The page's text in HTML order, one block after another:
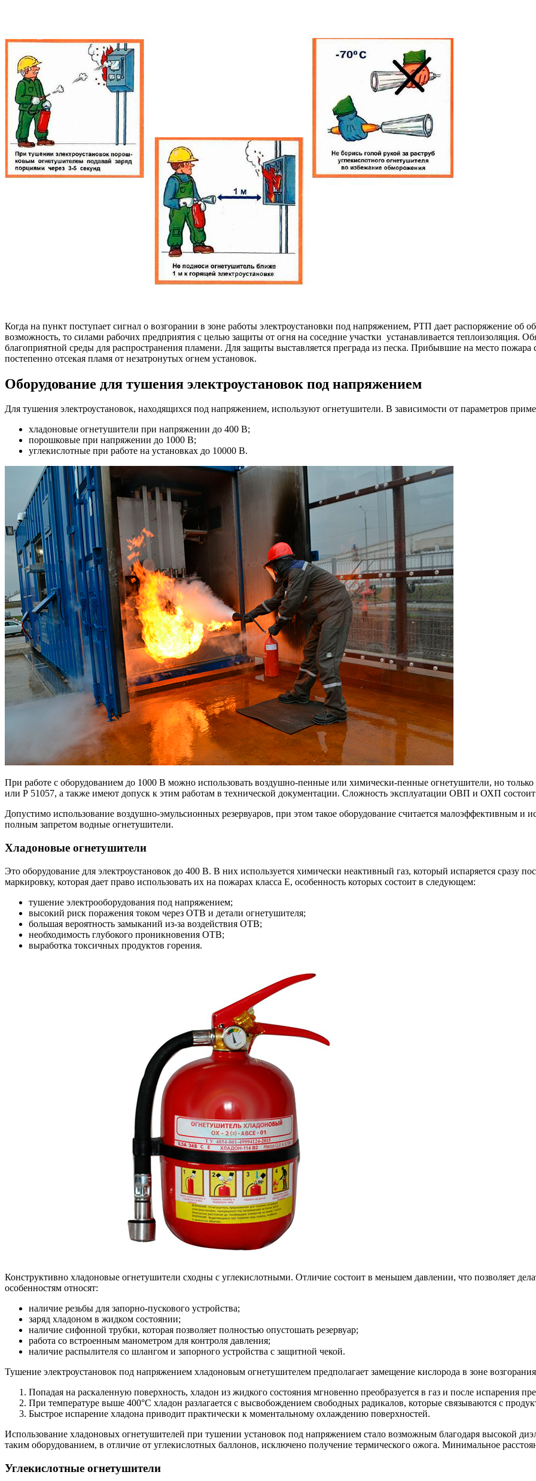
Когда на пункт поступает сигнал о возгорании в зоне работы электроустановки под напряжением, РТП дает распоряжение об
возможность, то силами рабочих предприятия с целью защиты от огня на соседние участки устанавливается теплоизоляция.
благоприятной среды для распространения пламени. Для защиты выставляется преграда из песка. Прибывшие на место пожара
постепенно отсекая пламя от незатронутых огнем установок.
Оборудование для тушения электроустановок под напряжением
Для тушения электроустановок, находящихся под напряжением, используют огнетушители. В зависимости от параметров
хладоновые огнетушители при напряжении до 400 В;
порошковые при напряжении до 1000 В;
углекислотные при работе на установках до 10000 В.
При работе с оборудованием до 1000 В можно использовать воздушно-пенные или химически-пенные огнетушители, но
или Р 51057, а также имеют допуск к этим работам в технической документации. Сложность эксплуатации ОВП и ОХП
Допустимо использование воздушно-эмульсионных резервуаров, при этом такое оборудование считается малоэффективным и
полным запретом водные огнетушители.
Хладоновые огнетушители
Это оборудование для электроустановок до 400 В. В них используется химически неактивный газ, который испаряется сразу
маркировку, которая дает право использовать их на пожарах класса Е, особенность которых состоит в следующем:
тушение электрооборудования под напряжением;
высокий риск поражения током через ОТВ и детали огнетушителя;
большая вероятность замыканий из-за воздействия ОТВ;
необходимость глубокого проникновения ОТВ;
выработка токсичных продуктов горения.
Конструктивно хладоновые огнетушители сходны с углекислотными. Отличие состоит в меньшем давлении, что позволяет
особенностям относят:
наличие резьбы для запорно-пускового устройства;
заряд хладоном в жидком состоянии;
наличие сифонной трубки, которая позволяет полностью опустошать резервуар;
работа со встроенным манометром для контроля давления;
наличие распылителя со шлангом и запорного устройства с защитной чекой.
Тушение электроустановок под напряжением хладоновым огнетушителем предполагает замещение кислорода в зоне
Попадая на раскаленную поверхность, хладон из жидкого состояния мгновенно преобразуется в газ и после испарения
При температуре выше 400°С хладон разлагается с высвобождением свободных радикалов, которые связываются с
Быстрое испарение хладона приводит практически к моментальному охлаждению поверхностей.
Использование хладоновых огнетушителей при тушении установок под напряжением стало возможным благодаря высокой
таким оборудованием, в отличие от углекислотных баллонов, исключено получение термического ожога. Минимальное
Углекислотные огнетушители